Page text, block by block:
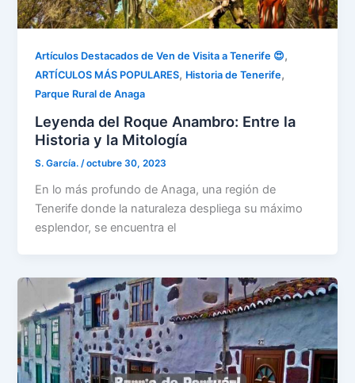
Artículos Destacados de Ven de Visita a Tenerife 😍,
ARTÍCULOS MÁS POPULARES, Historia de Tenerife,
Parque Rural de Anaga
Leyenda del Roque Anambro: Entre la
Historia y la Mitología
S. García./octubre 30, 2023
En lo más profundo de Anaga, una región de
Tenerife donde la naturaleza despliega su máximo
esplendor, se encuentra el